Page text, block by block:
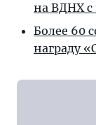
на ВДНХ с
Более 60
награду